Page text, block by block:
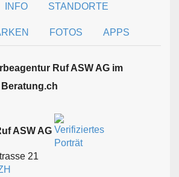
INFO STANDORTE
FOTOS APPS
Ruf ASW AG im
ASW AG
21